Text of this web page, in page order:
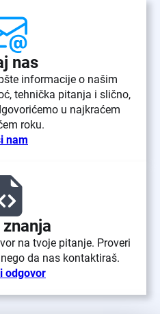
nas
informacije o našim
tehnička pitanja i slično,
u najkraćem
roku.
nam
na tvoje pitanje. Proveri
da nas kontaktiraš.
odgovor